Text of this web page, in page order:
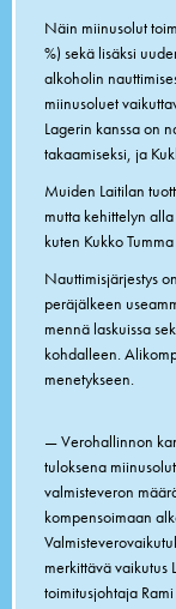
Näin miinusolut
%) sekä lisäksi
alkoholin
miinusoluet
Lagerin kanssa on
takaamiseksi, ja
Muiden Laitilan
mutta kehittelyn
kuten Kukko
Nauttimisjärjestys
peräjälkeen
mennä laskuissa
kohdalleen.
menetykseen.
— Verohallinnon
tuloksena
valmisteveron
kompensoimaan
merkittävä
toimitusjohtaja